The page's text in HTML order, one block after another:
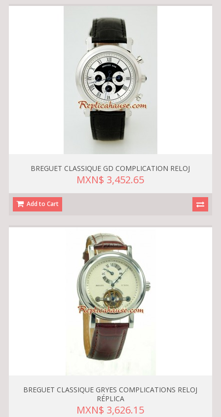
BREGUET CLASSIQUE GD COMPLICATION RELOJ
MXN$ 3,452.65
Add to Cart
BREGUET CLASSIQUE GRYES COMPLICATIONS RELOJ
RÉPLICA
MXN$ 3,626.15